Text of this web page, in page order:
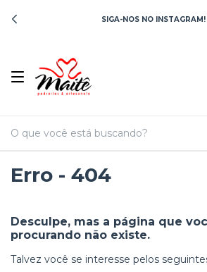
SIGA-NOS NO INSTAGRAM!
Erro - 404
Desculpe, mas a página que
procurando não existe.
Talvez você se interesse pelos